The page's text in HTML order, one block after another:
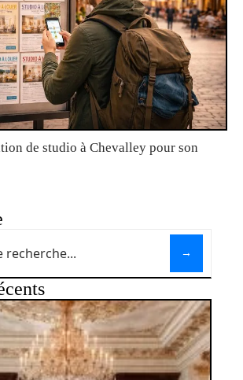
de studio à Chevalley pour son